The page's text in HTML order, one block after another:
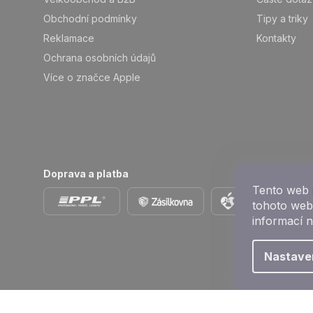
Tento
tohoto
informací
Obchodní podmínky
Reklamace
Ochrana osobních údajů
Více o značce Apple
Tipy a triky
Kontakty
Doprava a platba